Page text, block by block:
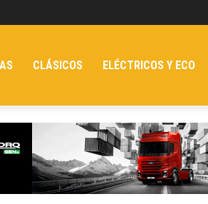
CLÁSICOS ELÉCTRICOS Y ECO